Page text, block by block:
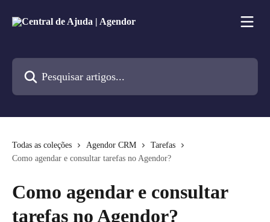
Todas as coleções Agendor CRM
Tarefas
Como agendar e consultar tarefas no Agendor?
Como agendar e consultar
tarefas no Agendor?